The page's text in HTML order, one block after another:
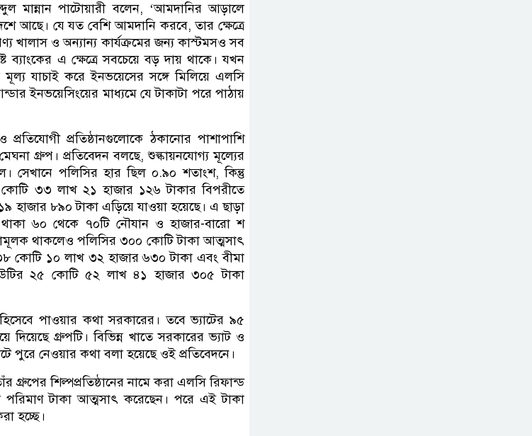
মান্নান পাটোয়ারী বলেন, ‘আমদানির আড়ালে
আছে। যে যত বেশি আমদানি করবে, তার ক্ষেত্রে
খালাস ও অন্যান্য কার্যক্রমের জন্য কাস্টমসও সব
ব্যাংকের এ ক্ষেত্রে সবচেয়ে বড় দায় থাকে। যখন
যাচাই করে ইনভয়েসের সঙ্গে মিলিয়ে এলসি
ইনভয়েসিংয়ের মাধ্যমে যে টাকাটা পরে পাঠায়
প্রতিষ্ঠানগুলোকে ঠকানোর পাশাপাশি
গ্রুপ। প্রতিবেদন বলছে, শুল্কায়নযোগ্য মূল্যের
সেখানে পলিসির হার ছিল ০.৯০ শতাংশ, কিন্তু
৩৩ লাখ ২১ হাজার ১২৬ টাকার বিপরীতে
৮৯০ টাকা এড়িয়ে যাওয়া হয়েছে। এ ছাড়া
থাকা ৬০ থেকে ৭০টি নৌযান ও হাজার-বারো শ
থাকলেও পলিসির ৩০০ কোটি টাকা আত্মসাৎ
কোটি ১০ লাখ ৩২ হাজার ৬৩০ টাকা এবং বীমা
২৫ কোটি ৫২ লাখ ৪১ হাজার ৩০৫ টাকা
পাওয়ার কথা সরকারের। তবে ভ্যাটের ৯৫
গ্রুপটি। বিভিন্ন খাতে সরকারের ভ্যাট ও
পুরে নেওয়ার কথা বলা হয়েছে ওই প্রতিবেদনে।
শিল্পপ্রতিষ্ঠানের নামে করা এলসি রিফান্ড
পরিমাণ টাকা আত্মসাৎ করেছেন। পরে এই টাকা
হচ্ছে।